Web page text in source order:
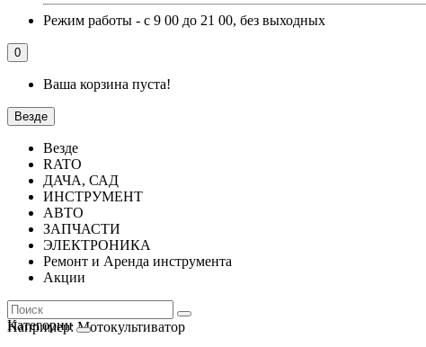
Режим работы - с 9 00 до 21 00, без выходных
0
Ваша корзина пуста!
Везде
Везде
RATO
ДАЧА, САД
ИНСТРУМЕНТ
АВТО
ЗАПЧАСТИ
ЭЛЕКТРОНИКА
Ремонт и Аренда инструмента
Акции
Например:Мотокультиватор
Категории